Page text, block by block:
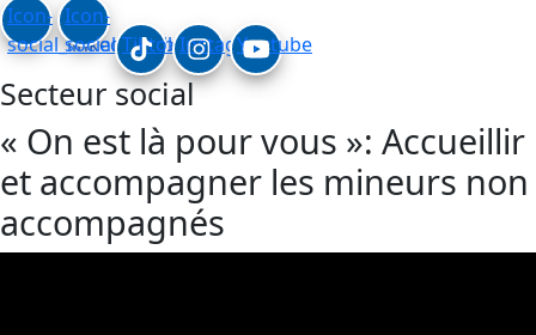
Icon-
social_linkedin
Icon-
social_facebook
TiktokInstagramYoutube
Secteur social
« On est là pour vous »: Accueillir
et accompagner les mineurs non
accompagnés